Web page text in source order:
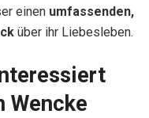
einen umfassenden,
über ihr Liebesleben.
Wencke